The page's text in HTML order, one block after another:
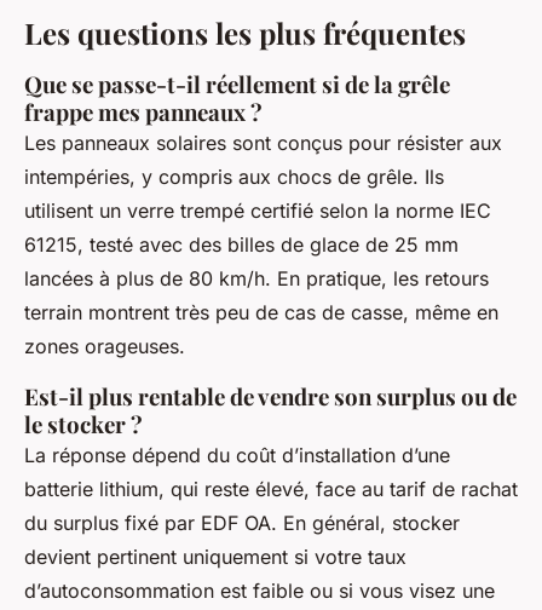
Les questions les plus fréquentes
Que se passe-t-il réellement si de la grêle
frappe mes panneaux ?
Les panneaux solaires sont conçus pour résister aux
intempéries, y compris aux chocs de grêle. Ils
utilisent un verre trempé certifié selon la norme IEC
61215, testé avec des billes de glace de 25 mm
lancées à plus de 80 km/h. En pratique, les retours
terrain montrent très peu de cas de casse, même en
zones orageuses.
Est-il plus rentable de vendre son surplus ou de
le stocker ?
La réponse dépend du coût d’installation d’une
batterie lithium, qui reste élevé, face au tarif de rachat
du surplus fixé par EDF OA. En général, stocker
devient pertinent uniquement si votre taux
d’autoconsommation est faible ou si vous visez une